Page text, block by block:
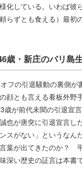
化している。いわば彼
らずとも食える）最初
・新庄のバリ島
フの引退騒動の裏側が
顔とも言える看板外野
歳が前代未聞の引退宣
也が唐突に引退宣言し
スがない」というなん
葉が出てきたのか？
深い歴史の証言は本書